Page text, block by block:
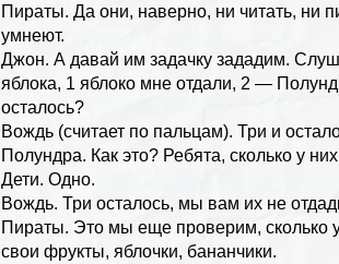
Пираты. Да они, наверно, ни читать, ни
умнеют.
Джон. А давай им задачку зададим.
яблока, 1 яблоко мне отдали, 2 —
осталось?
Вождь (считает по пальцам). Три и
Полундра. Как это? Ребята, сколько у
Дети. Одно.
Вождь. Три осталось, мы вам их не
Пираты. Это мы еще проверим, сколько
свои фрукты, яблочки, бананчики.